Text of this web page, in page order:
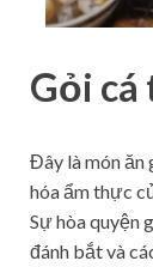
Gỏi cá
Đây là món ăn
hóa ẩm thực
Sự hòa quyện
đánh bắt và